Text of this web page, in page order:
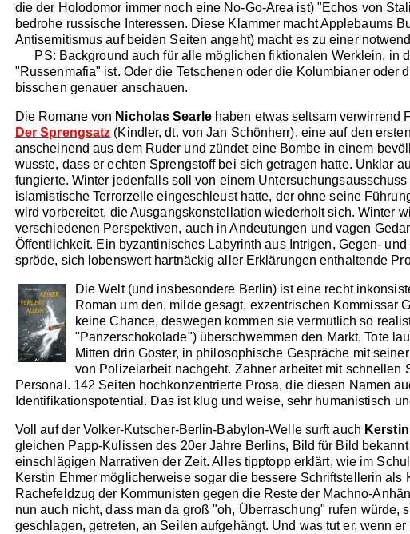
die der Holodomor immer noch eine No-Go-Area ist) "Echos von
bedrohe russische Interessen. Diese Klammer macht Applebaums
Antisemitismus auf beiden Seiten angeht) macht es zu einer
PS: Background auch für alle möglichen fiktionalen Werklein, in
"Russenmafia" ist. Oder die Tetschenen oder die Kolumbianer
bisschen genauer anschauen.
Die Romane von Nicholas Searlehaben etwas seltsam verwirrend
Der Sprengsatz (Kindler, dt. von Jan Schönherr), eine auf den
anscheinend aus dem Ruder und zündet eine Bombe in einem
wusste, dass er echten Sprengstoff bei sich getragen hatte. Unklar
fungierte. Winter jedenfalls soll von einem
islamistische Terrorzelle eingeschleust hatte, der ohne seine
wird vorbereitet, die Ausgangskonstellation wiederholt sich. Winter
verschiedenen Perspektiven, auch in Andeutungen und vagen
Öffentlichkeit. Ein byzantinisches Labyrinth aus Intrigen, Gegen-
spröde, sich lobenswert hartnäckig aller Erklärungen enthaltende
Die Welt (und insbesondere Berlin) ist eine recht
Roman um den, milde gesagt, exzentrischen Kommissar
keine Chance, deswegen kommen sie vermutlich so
"Panzerschokolade") überschwemmen den Markt, Tote
Mitten drin Goster, in philosophische Gespräche mit
von Polizeiarbeit nachgeht. Zahner arbeitet mit
Personal. 142 Seiten hochkonzentrierte Prosa, die diesen Namen
Identifikationspotential. Das ist klug und weise, sehr humanistisch
Voll auf der Volker-Kutscher-Berlin-Babylon-Welle surft auch
gleichen Papp-Kulissen des 20er Jahre Berlins, Bild für Bild
einschlägigen Narrativen der Zeit. Alles tipptopp erklärt, wie im
Kerstin Ehmer möglicherweise sogar die bessere Schriftstellerin
Rachefeldzug der Kommunisten gegen die Reste der Machno-
nun auch nicht, dass man da groß "oh, Überraschung" rufen
geschlagen, getreten, an Seilen aufgehängt. Und was tut er, wenn